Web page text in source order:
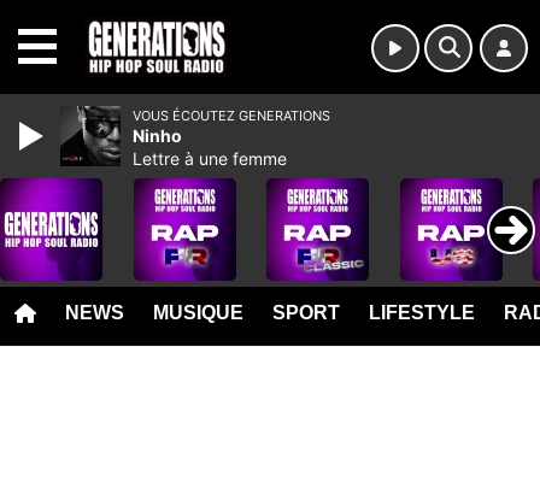
NEWS MUSIQUE SPORT LIFESTYLE
VOUS ÉCOUTEZ GENERATIONS
Ninho
Lettre à une femme